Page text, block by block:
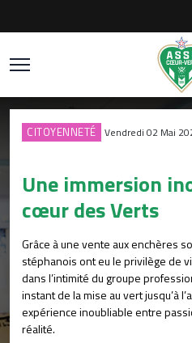
CITOYENNETÉ Vendredi 02 Mai
Une immersion
cœur des Verts
Grâce à une vente aux enchères
stéphanois ont eu le privilège de
dans l’intimité du groupe
instant de la mise au vert jusqu’à
expérience inoubliable entre
réalité.